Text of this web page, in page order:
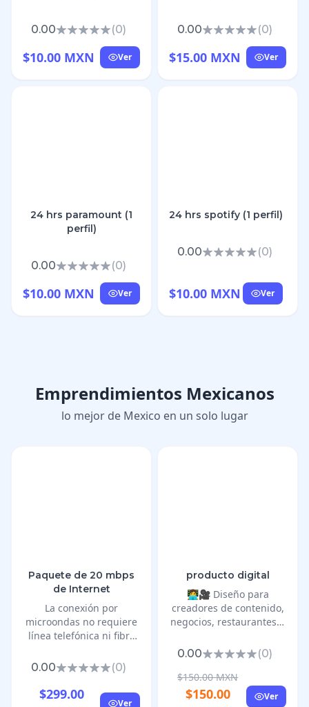
0.00 (0)
$10.00 MXN Ver
0.00 (0)
$15.00 MXN Ver
24 hrs paramount (1
perfil)
0.00 (0)
$10.00 MXN Ver
24 hrs spotify (1 perfil)
0.00 (0)
$10.00 MXN Ver
Emprendimientos Mexicanos
lo mejor de Mexico en un solo lugar
Paquete de 20 mbps
de Internet
La conexión por
microondas no requiere
línea telefónica ni fibra
antena receptora en tu
domicilio que se
comunica de forma
0.00 (0)
$299.00
Ver
producto digital
👩‍💻🎥 Diseño para
creadores de contenido,
negocios, restaurantes e
tu marca se vea
profesional en todas tus
plataformas 📌 Servicios:
🎯 Logos para
0.00 (0)
$150.00 MXN
$150.00
Ver